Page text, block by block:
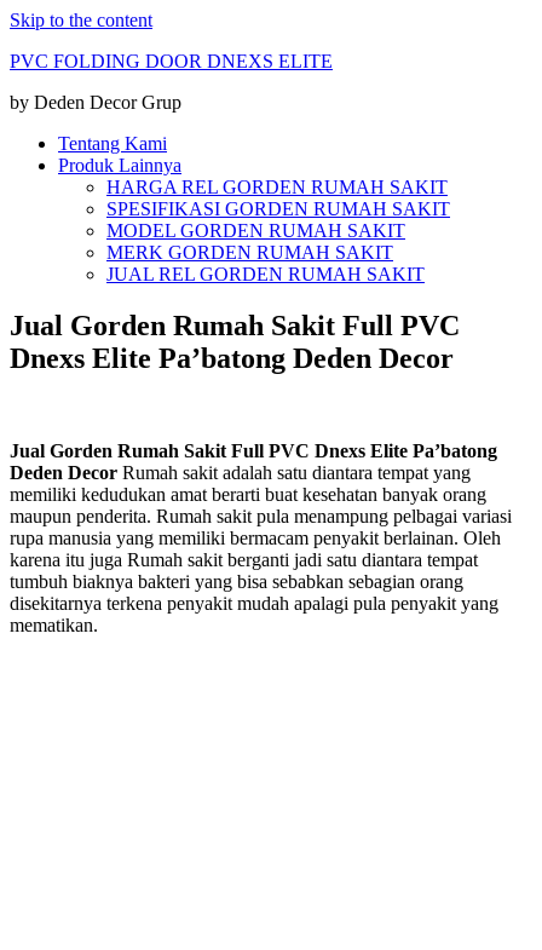
Skip to the content
PVC FOLDING DOOR DNEXS ELITE
by Deden Decor Grup
Tentang Kami
Produk Lainnya
HARGA REL GORDEN RUMAH SAKIT
SPESIFIKASI GORDEN RUMAH SAKIT
MODEL GORDEN RUMAH SAKIT
MERK GORDEN RUMAH SAKIT
JUAL REL GORDEN RUMAH SAKIT
Jual Gorden Rumah Sakit Full PVC
Dnexs Elite Pa’batong Deden Decor
Jual Gorden Rumah Sakit Full PVC Dnexs Elite Pa’batong
Deden Decor Rumah sakit adalah satu diantara tempat yang
memiliki kedudukan amat berarti buat kesehatan banyak orang
maupun penderita. Rumah sakit pula menampung pelbagai variasi
rupa manusia yang memiliki bermacam penyakit berlainan. Oleh
karena itu juga Rumah sakit berganti jadi satu diantara tempat
tumbuh biaknya bakteri yang bisa sebabkan sebagian orang
disekitarnya terkena penyakit mudah apalagi pula penyakit yang
mematikan.